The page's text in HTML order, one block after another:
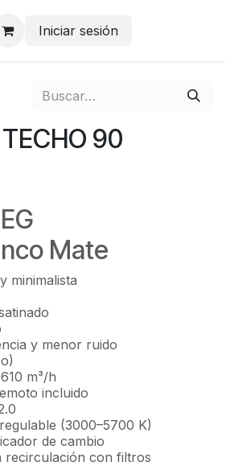
Iniciar sesión
90
Mate
minimalista
y menor ruido
m³/h
incluido
(3000–5700 K)
de cambio
recirculación con filtros